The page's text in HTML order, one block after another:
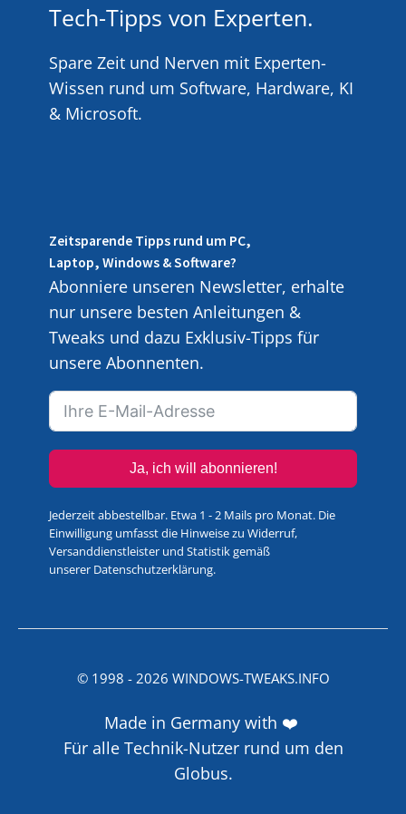
Tech-Tipps von Experten.
Spare Zeit und Nerven mit Experten-
Wissen rund um Software, Hardware, KI
& Microsoft.
Zeitsparende Tipps rund um PC,
Laptop, Windows & Software?
Abonniere unseren Newsletter, erhalte
nur unsere besten Anleitungen &
Tweaks und dazu Exklusiv-Tipps für
unsere Abonnenten.
Ja, ich will abonnieren!
Jederzeit abbestellbar. Etwa 1 - 2 Mails pro Monat. Die
Einwilligung umfasst die Hinweise zu Widerruf,
Versanddienstleister und Statistik gemäß
unserer Datenschutzerklärung.
© 1998 - 2026 WINDOWS-TWEAKS.INFO
Made in Germany with ❤️
Für alle Technik-Nutzer rund um den
Globus.